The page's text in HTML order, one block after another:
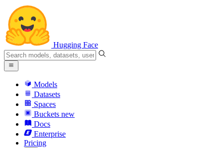
Hugging Face
Models
Datasets
Spaces
Buckets new
Docs
Enterprise
Pricing